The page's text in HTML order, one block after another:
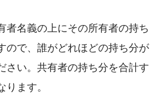
者名義の上にその所有者の持ち
ので、誰がどれほどの持ち分が
さい。共有者の持ち分を合計す
ります。